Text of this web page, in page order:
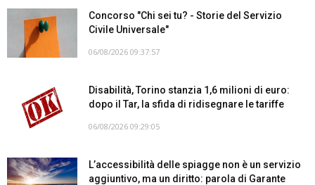
Concorso "Chi sei tu? - Storie del Servizio
Civile Universale"
06/08/2026 09:37:57
Disabilità, Torino stanzia 1,6 milioni di euro:
dopo il Tar, la sfida di ridisegnare le tariffe
06/08/2026 09:29:05
L’accessibilità delle spiagge non è un servizio
aggiuntivo, ma un diritto: parola di Garante